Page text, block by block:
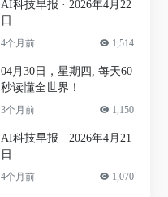
AI科技早报 · 2026年4月22
日
4个月前 1,514
04月30日，星期四, 每天60
秒读懂全世界！
3个月前 1,150
AI科技早报 · 2026年4月21
日
4个月前 1,070